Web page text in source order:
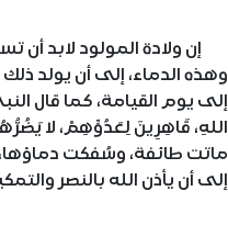
إن ولادة المولود لابد أن
وهذه الدماء، إلى أن يولد
إلى يوم القيامة، كما قال
اللهِ، قَاهِرِينَ لِعَدُوِّهِمْ، لا
ماتت طائفة، وسُفكت دماؤها،
إلى أن يأذن الله بالنصر